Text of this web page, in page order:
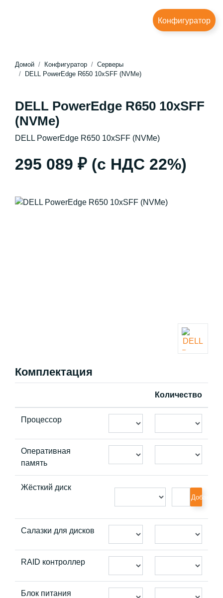
Конфигуратор
Домой Конфигуратор
Серверы
DELL PowerEdge R650 10xSFF (NVMe)
DELL PowerEdge R650 10xSFF
(NVMe)
DELL PowerEdge R650 10xSFF (NVMe)
295 089 ₽ (с НДС 22%)
Комплектация
Количество
Процессор
Оперативная
память
Жёсткий диск
Добавить
Салазки для дисков
RAID контроллер
Блок питания